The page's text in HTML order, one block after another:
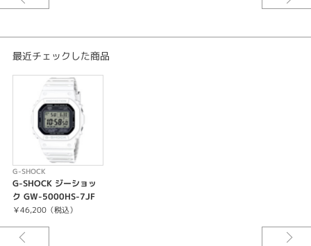
ケース・ベゼル材質：ステンレススチール／樹脂（バイオマスプラスチッ
樹脂バンド（バイオマスプラスチック）
20気圧防水
電波時計 日本・北米・ヨーロッパ・中国地域対応 MULTIBAND6
タフソーラー（ソーラー充電システム）
ワールドタイム5本：世界48都市（31タイムゾーン）＋UTC（協定世界時）
の時刻表示、ホームタイムの都市入替機能付き
ストップウオッチ（1/100秒（1時間未満）／1秒（1時間以上）、24時間
計、スプリット付き）
タイマー（セット単位：1秒、最大セット：24時間、1秒単位で計測）
時刻アラーム5本（1本のみスヌーズ機能付き）・時報
LEDバックライト（フルオートライト、スーパーイルミネーター、残照機
能、残照時間切替（1.5秒/3秒）付き）
LED：ホワイト
操作音ON/OFF切替機能
最近チェックした商品
G-SHOCK
G-SHOCK ジーショッ
ク GW-5000HS-7JF
￥46,200（税込）